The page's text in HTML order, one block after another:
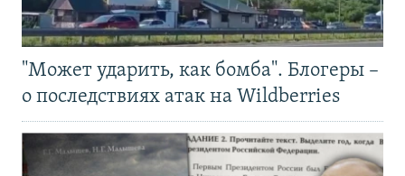
"Может ударить, как бомба". Блогеры –
о последствиях атак на Wildberries